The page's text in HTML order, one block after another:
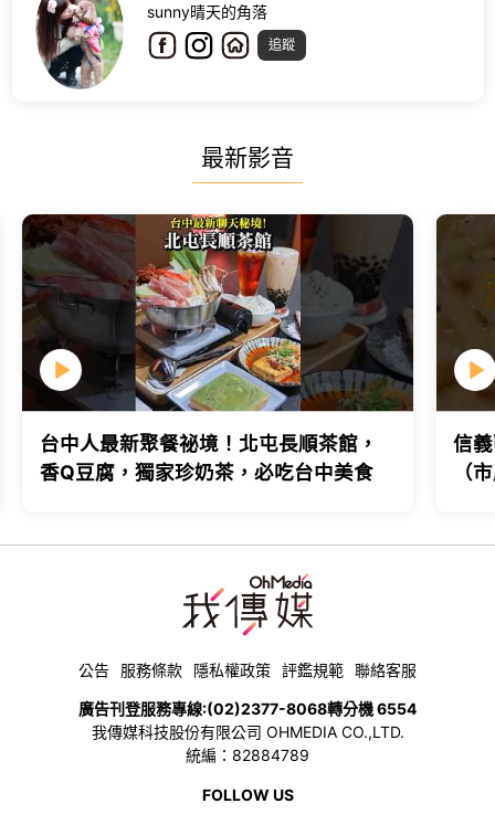
sunny晴天的角落
追蹤
最新影音
台中人最新聚餐祕境！北屯長順茶館，
香Q豆腐，獨家珍奶茶，必吃台中美食
信
（
公告 服務條款 隱私權政策 評鑑規範 聯絡客服
廣告刊登服務專線:(02)2377-8068轉分機 6554
我傳媒科技股份有限公司 OHMEDIA CO.,LTD.
統編：82884789
FOLLOW US